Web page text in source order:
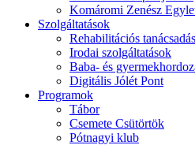
Komáromi Zenész
Szolgáltatások
Rehabilitációs tanácsadás
Irodai szolgáltatások
Baba- és
Digitális Jólét Pont
Programok
Tábor
Csemete Csütörtök
Pótnagyi klub